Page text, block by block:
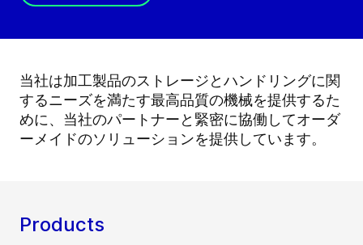
当社は加工製品のストレージとハンドリングに関
するニーズを満たす最高品質の機械を提供するた
めに、当社のパートナーと緊密に協働してオーダ
ーメイドのソリューションを提供しています。
Products